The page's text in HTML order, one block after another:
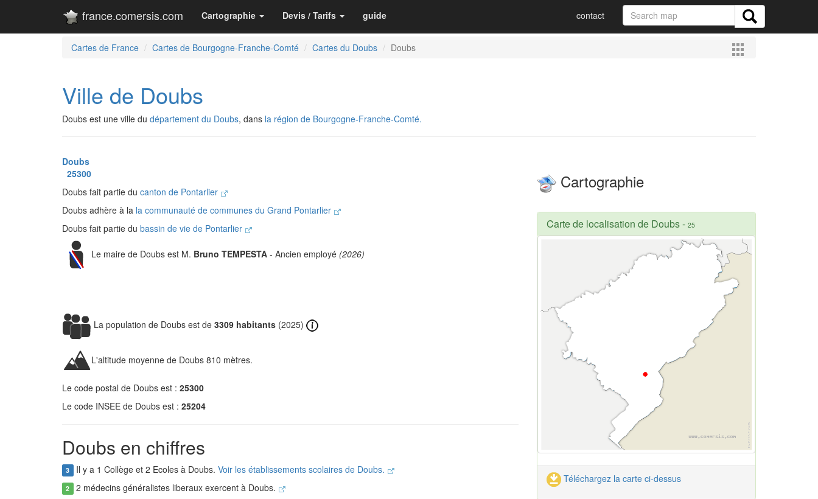
france.comersis.com Cartographie Devis / Tarifs guide contact
Cartes de France Cartes de Bourgogne-Franche-Comté Cartes du Doubs Doubs
Ville de Doubs
Doubs est une ville du département du Doubs, dans la région de Bourgogne-Franche-Comté.
Doubs
25300
Doubs fait partie du canton de Pontarlier
Doubs adhère à la la communauté de communes du Grand Pontarlier
Doubs fait partie du bassin de vie de Pontarlier
Le maire de Doubs est M. Bruno TEMPESTA - Ancien employé (2026)
La population de Doubs est de 3309 habitants (2025)
L'altitude moyenne de Doubs 810 mètres.
Le code postal de Doubs est : 25300
Le code INSEE de Doubs est : 25204
Doubs en chiffres
3 Il y a 1 Collège et 2 Ecoles à Doubs. Voir les établissements scolaires de Doubs.
2 2 médecins généralistes liberaux exercent à Doubs.
Cartographie
Carte de localisation de Doubs- 25
Téléchargez la carte ci-dessus